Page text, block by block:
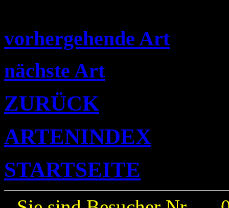
vorhergehende Art
nächste Art
ZURÜCK
ARTENINDEX
STARTSEITE